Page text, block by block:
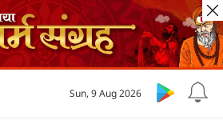
Sun, 9 Aug 2026